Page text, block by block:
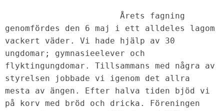
genomfördes den 6 maj i ett alldeles lagom
vackert väder. Vi hade hjälp av 30
ungdomar; gymnasieelever och
flyktingungdomar. Tillsammans med några av
styrelsen jobbade vi igenom det allra
mesta av ängen. Efter halva tiden bjöd vi
på korv med bröd och dricka. Föreningen